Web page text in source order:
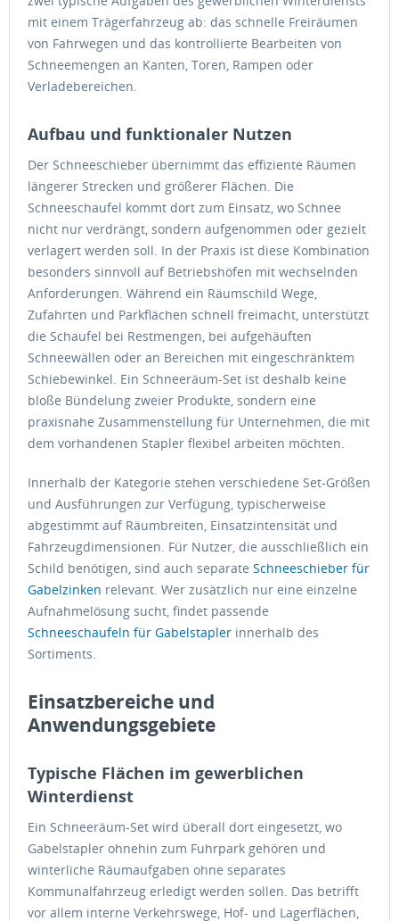
mit einem Trägerfahrzeug ab: das schnelle Freiräumen
von Fahrwegen und das kontrollierte Bearbeiten von
Schneemengen an Kanten, Toren, Rampen oder
Verladebereichen.
Aufbau und funktionaler Nutzen
Der Schneeschieber übernimmt das effiziente Räumen
längerer Strecken und größerer Flächen. Die
Schneeschaufel kommt dort zum Einsatz, wo Schnee
nicht nur verdrängt, sondern aufgenommen oder gezielt
verlagert werden soll. In der Praxis ist diese Kombination
besonders sinnvoll auf Betriebshöfen mit wechselnden
Anforderungen. Während ein Räumschild Wege,
Zufahrten und Parkflächen schnell freimacht, unterstützt
die Schaufel bei Restmengen, bei aufgehäuften
Schneewällen oder an Bereichen mit eingeschränktem
Schiebewinkel. Ein Schneeräum-Set ist deshalb keine
bloße Bündelung zweier Produkte, sondern eine
praxisnahe Zusammenstellung für Unternehmen, die mit
dem vorhandenen Stapler flexibel arbeiten möchten.
Innerhalb der Kategorie stehen verschiedene Set-Größen
und Ausführungen zur Verfügung, typischerweise
abgestimmt auf Räumbreiten, Einsatzintensität und
Fahrzeugdimensionen. Für Nutzer, die ausschließlich ein
Schild benötigen, sind auch separate Schneeschieber für
Gabelzinken relevant. Wer zusätzlich nur eine einzelne
Aufnahmelösung sucht, findet passende
Schneeschaufeln für Gabelstapler innerhalb des
Sortiments.
Einsatzbereiche und
Anwendungsgebiete
Typische Flächen im gewerblichen
Winterdienst
Ein Schneeräum-Set wird überall dort eingesetzt, wo
Gabelstapler ohnehin zum Fuhrpark gehören und
winterliche Räumaufgaben ohne separates
Kommunalfahrzeug erledigt werden sollen. Das betrifft
vor allem interne Verkehrswege, Hof- und Lagerflächen,